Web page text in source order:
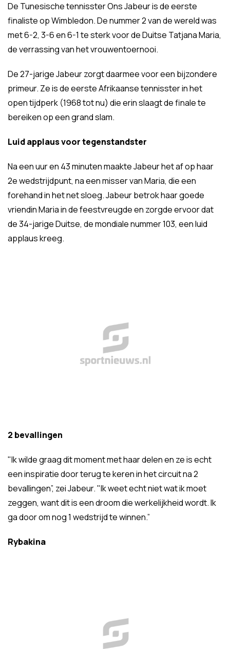
De Tunesische tennisster Ons Jabeur is de eerste
finaliste op Wimbledon. De nummer 2 van de wereld was
met 6-2, 3-6 en 6-1 te sterk voor de Duitse Tatjana Maria,
de verrassing van het vrouwentoernooi.
De 27-jarige Jabeur zorgt daarmee voor een bijzondere
primeur. Ze is de eerste Afrikaanse tennisster in het
open tijdperk (1968 tot nu) die erin slaagt de finale te
bereiken op een grand slam.
Luid applaus voor tegenstandster
Na een uur en 43 minuten maakte Jabeur het af op haar
2e wedstrijdpunt, na een misser van Maria, die een
forehand in het net sloeg. Jabeur betrok haar goede
vriendin Maria in de feestvreugde en zorgde ervoor dat
de 34-jarige Duitse, de mondiale nummer 103, een luid
applaus kreeg.
2 bevallingen
"Ik wilde graag dit moment met haar delen en ze is echt
een inspiratie door terug te keren in het circuit na 2
bevallingen”, zei Jabeur. "Ik weet echt niet wat ik moet
zeggen, want dit is een droom die werkelijkheid wordt. Ik
ga door om nog 1 wedstrijd te winnen.”
Rybakina